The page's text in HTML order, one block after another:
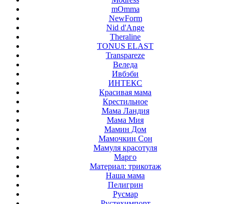
mOmma
NewForm
Nid d'Ange
Theraline
TONUS ELAST
Transpareze
Веледа
Ивбэби
ИНТЕКС
Красивая мама
Крестильное
Мама Ландия
Мама Мия
Мамин Дом
Мамочкин Сон
Мамуля красотуля
Марго
Материал: трикотаж
Наша мама
Пелигрин
Русмар